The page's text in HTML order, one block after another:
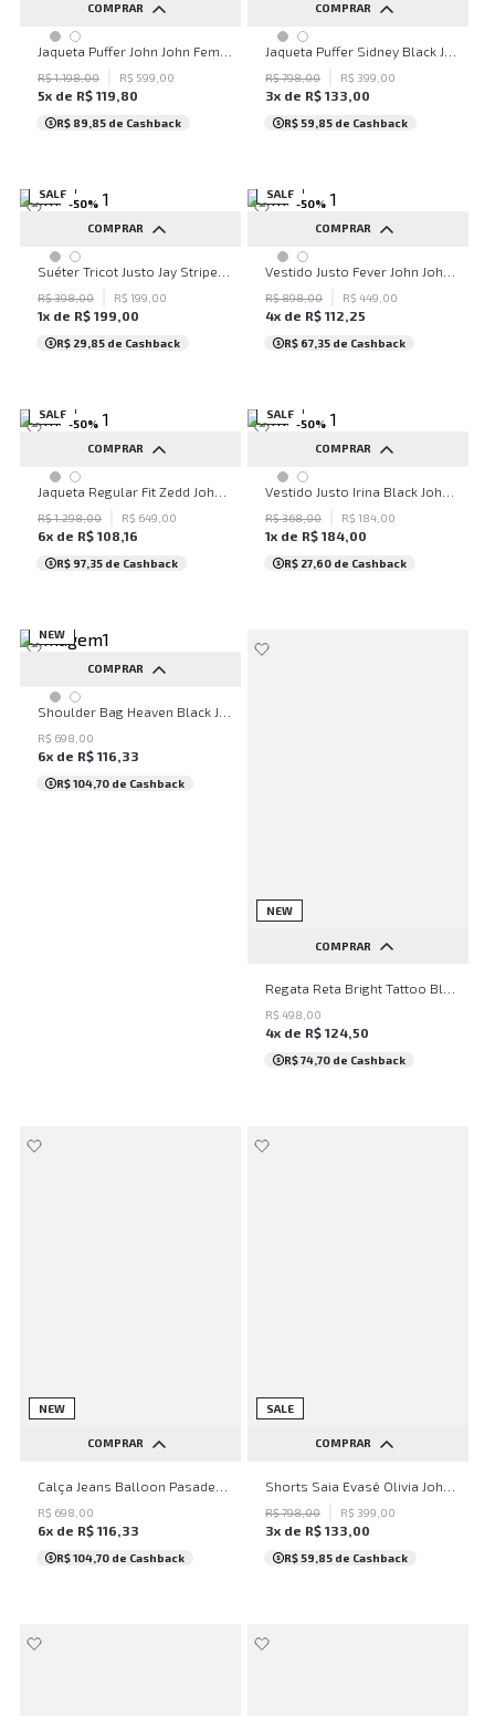
COMPRAR
PP P M G GG
R$1.198,00 R$ 599 00
5x de R$ 119 80
R$ 89,85 de Cashback
COMPRAR
PP P M G GG
R$798,00 R$ 399 00
3x de R$ 133 00
R$ 59,85 de Cashback
SALE
-50%
COMPRAR
PP P M G GG
R$398,00 R$ 199 00
1x de R$ 199 00
R$ 29,85 de Cashback
SALE
-50%
COMPRAR
PP P M G GG
R$898,00 R$ 449 00
4x de R$ 112 25
R$ 67,35 de Cashback
SALE
-50%
COMPRAR
PP P M G GG
R$1.298,00 R$ 649 00
6x de R$ 108 16
R$ 97,35 de Cashback
SALE
-50%
COMPRAR
PP P M G GG
R$368,00 R$ 184 00
1x de R$ 184 00
R$ 27,60 de Cashback
NEW
COMPRAR
UN
R$ 698 00
6x de R$ 116 33
R$ 104,70 de Cashback
NEW
COMPRAR
PP P M G
R$ 498 00
4x de R$ 124,50
R$ 74,70 de Cashback
NEW
COMPRAR
32 34 36 38
40
42
...
R$ 698 00
6x de R$ 116 33
R$ 104,70 de Cashback
SALE
COMPRAR
34 36 38 40
42
44
46 48 50
R$798,00 R$ 399 00
3x de R$ 133 00
R$ 59,85 de Cashback